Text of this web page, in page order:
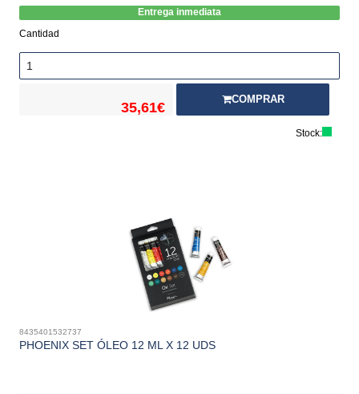
Entrega inmediata
Cantidad
35,61€
COMPRAR
Stock:
8435401532737
PHOENIX SET ÓLEO 12 ML X 12 UDS